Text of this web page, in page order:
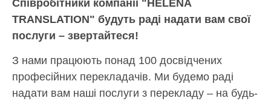
Співробітники компанії "HELENA
TRANSLATION" будуть раді надати вам свої
послуги – звертайтеся!
З нами працюють понад 100 досвідчених
професійних перекладачів. Ми будемо раді
надати вам наші послуги з перекладу – на будь-